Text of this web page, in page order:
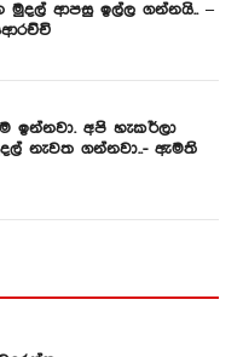
මුදල් ආපසු ඉල්ල ගන්නයි.. –
ඉන්නවා. අපි හැකර්ලා
නැවත ගන්නවා..- ඇමති